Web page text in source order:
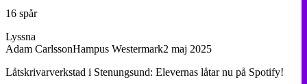
16 spår
Lyssna
Adam CarlssonHampus Westermark2 maj 2025
Låtskrivarverkstad i Stenungsund: Elevernas låtar nu på Spotify!